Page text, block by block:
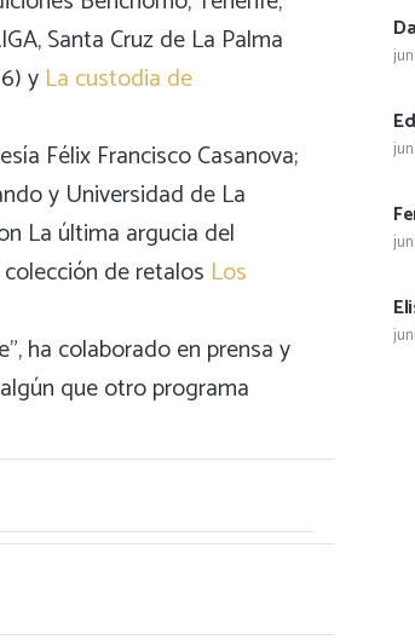
Santa Cruz de La Palma
y La custodia de
Félix Francisco Casanova;
y Universidad de La
La última argucia del
de retalos Los
ha colaborado en prensa y
que otro programa